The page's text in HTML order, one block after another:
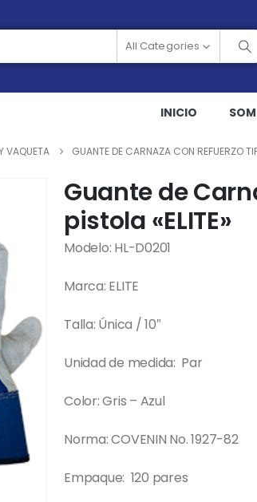
All Categories
INICIO
VAQUETA GUANTE DE CARNAZA CON REFUERZO
Guante de
pistola «ELITE»
Modelo: HL-D0201
Marca: ELITE
Talla: Única / 10″
Unidad de medida: Par
Color: Gris – Azul
Norma: COVENIN No. 1927-82
Empaque: 120 pares